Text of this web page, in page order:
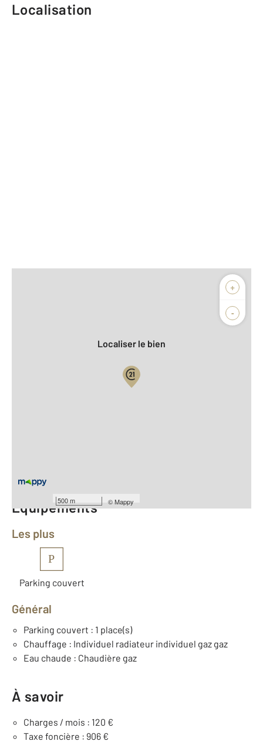
Localisation
+
-
500 m ©Mappy
Biens vendus
Localiser le bien
Équipements
Les plus
P
Parking couvert
Général
Parking couvert : 1 place(s)
Chauffage : Individuel radiateur individuel gaz gaz
Eau chaude : Chaudière gaz
À savoir
Charges / mois : 120 €
Taxe foncière : 906 €